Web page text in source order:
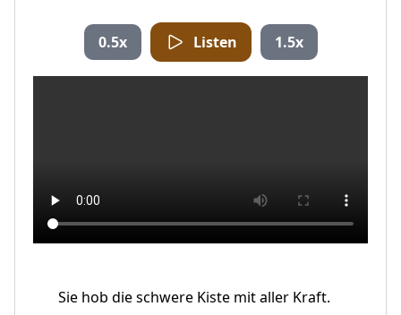
0.5x Listen 1.5x
Sie hob die schwere Kiste mit aller Kraft.